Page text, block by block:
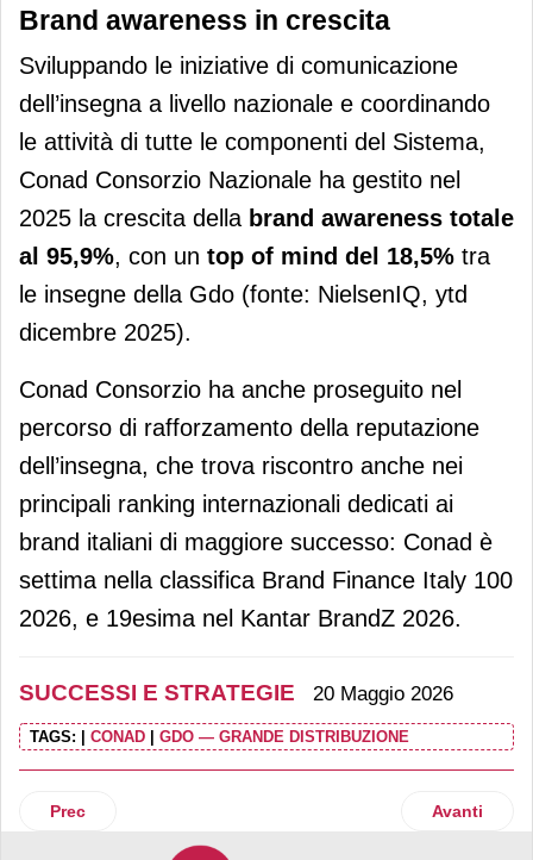
Brand awareness in crescita
Sviluppando le iniziative di comunicazione
dell’insegna a livello nazionale e coordinando
le attività di tutte le componenti del Sistema,
Conad Consorzio Nazionale ha gestito nel
2025 la crescita della brand awareness totale
al 95,9%, con un top of mind del 18,5% tra
le insegne della Gdo (fonte: NielsenIQ, ytd
dicembre 2025).
Conad Consorzio ha anche proseguito nel
percorso di rafforzamento della reputazione
dell’insegna, che trova riscontro anche nei
principali ranking internazionali dedicati ai
brand italiani di maggiore successo: Conad è
settima nella classifica Brand Finance Italy 100
2026, e 19esima nel Kantar BrandZ 2026.
SUCCESSI E STRATEGIE 20 Maggio 2026
TAGS: CONAD GDO — GRANDE DISTRIBUZIONE
Articolo precedente: Sammontana, ricavi a 972 milioni.
Prec Articolo
Avanti